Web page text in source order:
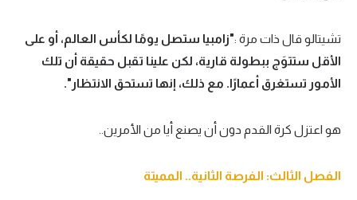
تشيتالو قال ذات مرة :"زامبيا ستصل يومًا لكأس العالم، أو على
الأقل ستتوَج ببطولة قارية، لكن علينا تقبل حقيقة أن تلك
الأمور تستغرق أعمارًا. مع ذلك، إنها تستحق الانتظار".
هو اعتزل كرة القدم دون أن يصنع أيا من الأمرين..
الفصل الثالث: الفرصة الثانية.. المميتة